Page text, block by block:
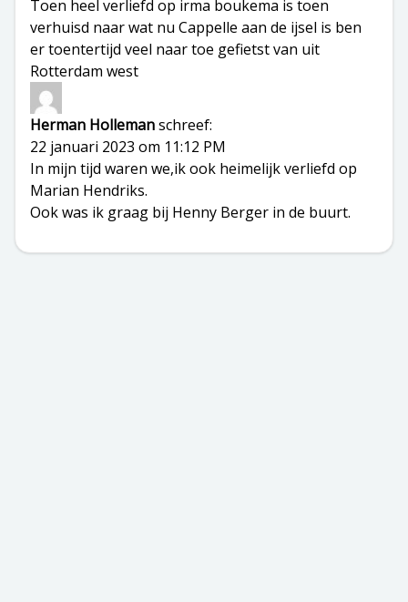
Toen heel verliefd op irma boukema is toen
verhuisd naar wat nu Cappelle aan de ijsel is ben
er toentertijd veel naar toe gefietst van uit
Rotterdam west
Herman Hollemanschreef:
22 januari 2023 om 11:12 PM
In mijn tijd waren we,ik ook heimelijk verliefd op
Marian Hendriks.
Ook was ik graag bij Henny Berger in de buurt.